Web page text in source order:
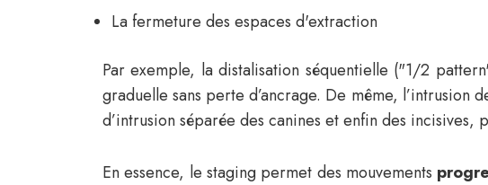
La fermeture des espaces d'extraction
Par exemple, la distalisation séquentielle ("1/2
graduelle sans perte d’ancrage. De même, l’intrusion
d’intrusion séparée des canines et enfin des incisives,
En essence, le staging permet des mouvements